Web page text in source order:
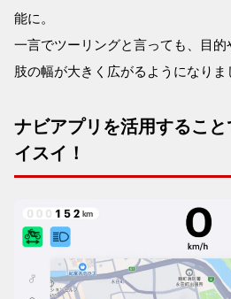
能に。
一言でツーリングと言っても、目
肢の幅が大きく広がるようになりま
ナビアプリを活用するこ
イスイ！